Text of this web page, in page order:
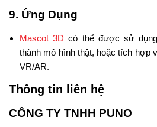
9. Ứng Dụng
Mascot 3D có thể được sử
thành mô hình thật, hoặc tích hợp
VR/AR.
Thông tin liên hệ
CÔNG TY TNHH PUNO